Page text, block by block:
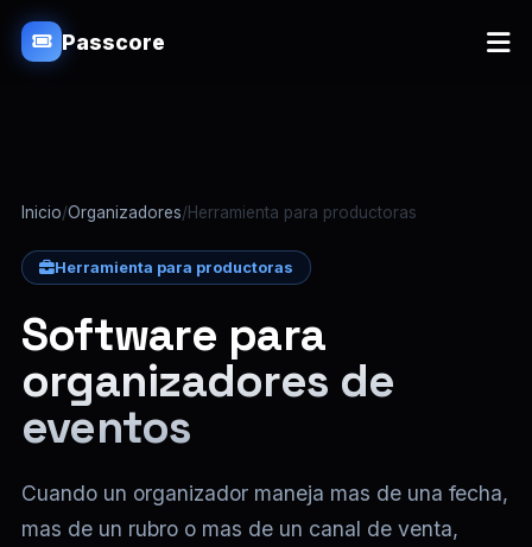
Passcore
Inicio/Organizadores/Herramienta para productoras
Herramienta para productoras
Software para
organizadores de
eventos
Cuando un organizador maneja mas de una fecha,
mas de un rubro o mas de un canal de venta,